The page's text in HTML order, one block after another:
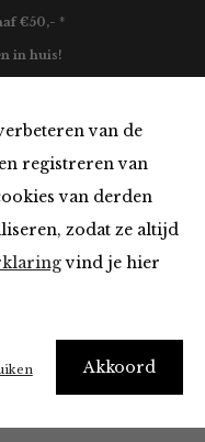
van de
registreren van
van derden
zodat ze altijd
vind je hier
Akkoord
€50,- *
in huis!
Must Haves